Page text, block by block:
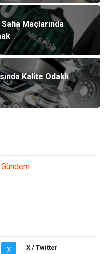
Maçlarında
Kalite Odaklı
Gündem
Alışveriş
X X / Twitter